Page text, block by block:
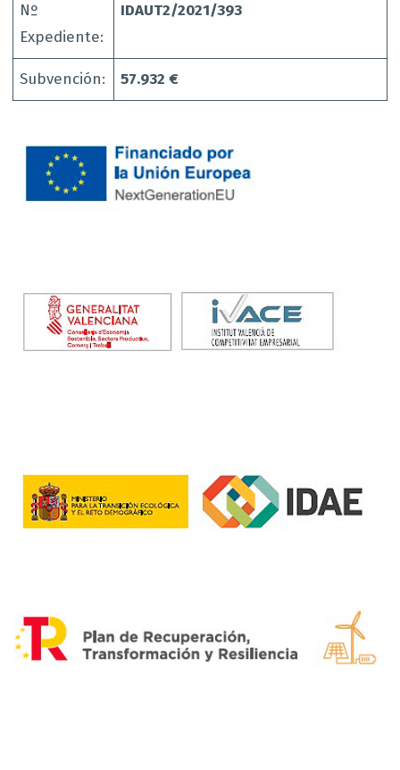
Nº
Expediente:
IDAUT2/2021/393
Subvención: 57.932 €